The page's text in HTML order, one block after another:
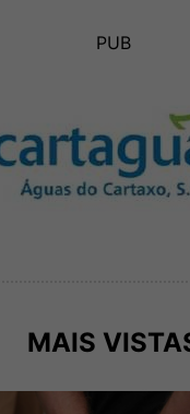
PUB
MAIS